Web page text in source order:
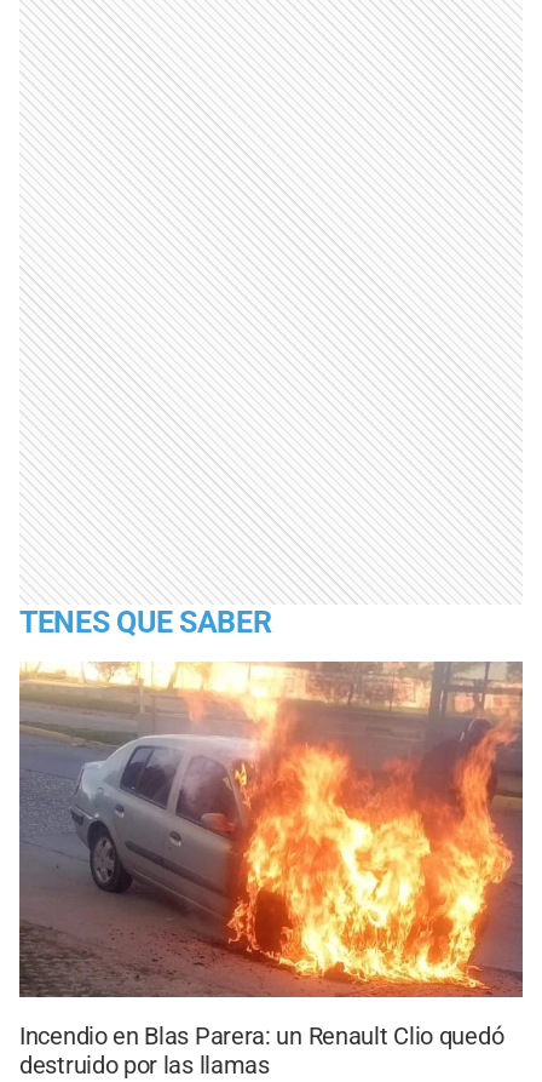
TENES QUE SABER
Incendio en Blas Parera: un Renault Clio quedó
destruido por las llamas